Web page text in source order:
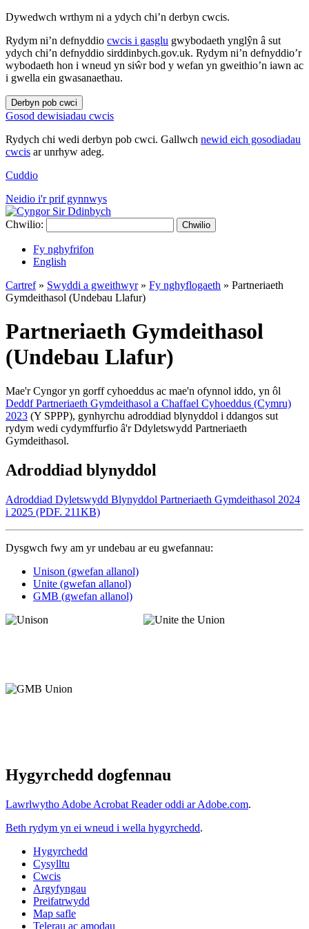
Dywedwch wrthym ni a ydych chi’n derbyn cwcis.
Rydym ni’n defnyddio cwcis i gasglu gwybodaeth ynglŷn â sut
ydych chi’n defnyddio sirddinbych.gov.uk. Rydym ni’n defnyddio’r
wybodaeth hon i wneud yn siŵr bod y wefan yn gweithio’n iawn ac
i gwella ein gwasanaethau.
Derbyn pob cwci
Gosod dewisiadau cwcis
Rydych chi wedi derbyn pob cwci. Gallwch newid eich gosodiadau
cwcis ar unrhyw adeg.
Cuddio
Neidio i'r prif gynnwys
Chwilio: Chwilio
Fy nghyfrifon
English
Cartref» Swyddi a gweithwyr» Fy nghyflogaeth » Partneriaeth
Gymdeithasol (Undebau Llafur)
Partneriaeth Gymdeithasol
(Undebau Llafur)
Mae'r Cyngor yn gorff cyhoeddus ac mae'n ofynnol iddo, yn ôl
Deddf Partneriaeth Gymdeithasol a Chaffael Cyhoeddus (Cymru)
2023 (Y SPPP), gynhyrchu adroddiad blynyddol i ddangos sut
rydym wedi cydymffurfio â'r Ddyletswydd Partneriaeth
Gymdeithasol.
Adroddiad blynyddol
Adroddiad Dyletswydd Blynyddol Partneriaeth Gymdeithasol 2024
i 2025 (PDF. 211KB)
Dysgwch fwy am yr undebau ar eu gwefannau:
Unison (gwefan allanol)
Unite (gwefan allanol)
GMB (gwefan allanol)
Hygyrchedd dogfennau
Lawrlwytho Adobe Acrobat Reader oddi ar Adobe.com.
Beth rydym yn ei wneud i wella hygyrchedd.
Hygyrchedd
Cysylltu
Cwcis
Argyfyngau
Preifatrwydd
Map safle
Telerau ac amodau